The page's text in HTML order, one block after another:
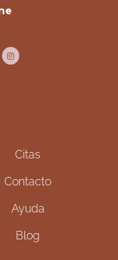
Citas
Contacto
Ayuda
Blog